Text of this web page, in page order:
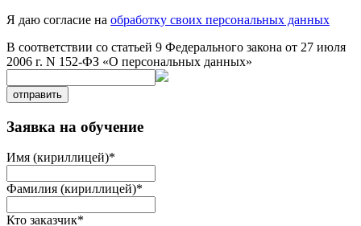
Я даю согласие на обработку своих персональных данных
В соответствии со статьей 9 Федерального закона от 27 июля
2006 г. N 152-ФЗ «О персональных данных»
отправить
Заявка на обучение
Имя (кириллицей)*
Фамилия (кириллицей)*
Кто заказчик*